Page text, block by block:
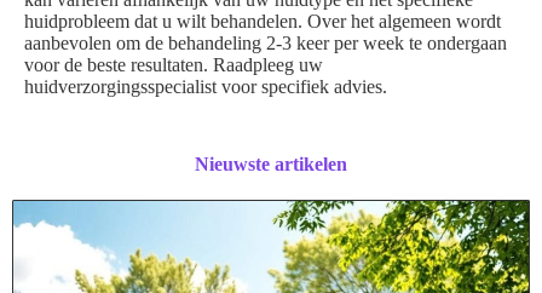
huidprobleem dat u wilt behandelen. Over het algemeen wordt
aanbevolen om de behandeling 2-3 keer per week te ondergaan
voor de beste resultaten. Raadpleeg uw
huidverzorgingsspecialist voor specifiek advies.
Nieuwste artikelen